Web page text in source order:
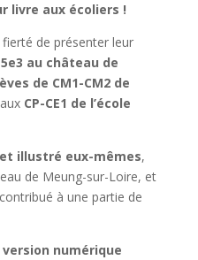
livre aux écoliers !
de présenter leur
au château de
de CM1-CM2 de
CP-CE1 de l’école
illustré eux-mêmes,
de Meung-sur-Loire, et
à une partie de
version numérique